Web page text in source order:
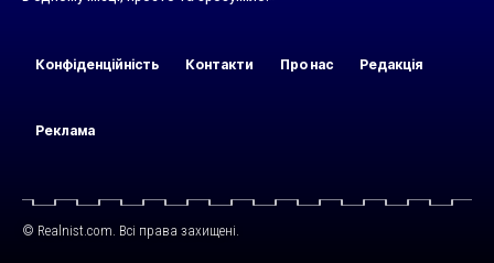
Конфіденційність Контакти Про нас Редакція
Реклама
© Realnist.com. Всі права захищені.